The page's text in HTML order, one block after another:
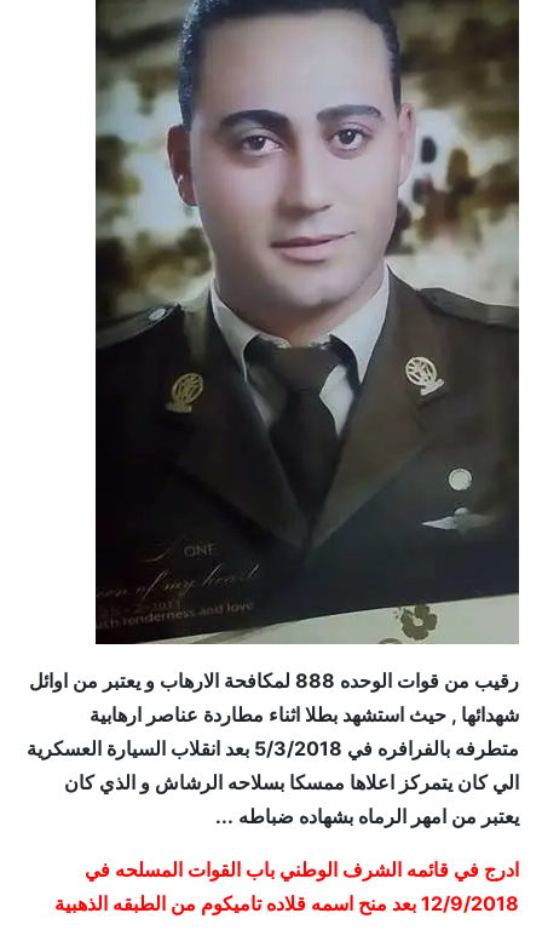
رقيب من قوات الوحده 888 لمكافحة الارهاب و يعتبر من اوائل
شهدائها , حيث استشهد بطلا اثناء مطاردة عناصر ارهابية
متطرفه بالفرافره في 5/3/2018 بعد انقلاب السيارة العسكرية
الي كان يتمركز اعلاها ممسكا بسلاحه الرشاش و الذي كان
يعتبر من امهر الرماه بشهاده ضباطه ...
ادرج في قائمه الشرف الوطني باب القوات المسلحه في
12/9/2018 بعد منح اسمه قلاده تاميكوم من الطبقه الذهبية